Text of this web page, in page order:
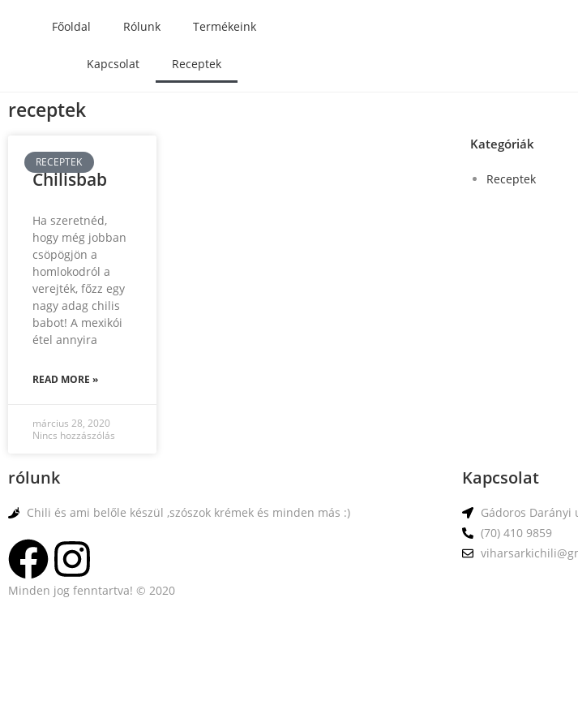
Főoldal Rólunk Termékeink
Kapcsolat Receptek
receptek
RECEPTEK
Chilisbab
Ha szeretnéd,
hogy még jobban
csöpögjön a
homlokodról a
verejték, főzz egy
nagy adag chilis
babot! A mexikói
étel annyira
READ MORE »
március 28, 2020
Nincs hozzászólás
Kategóriák
Receptek
rólunk
Chili és ami belőle készül ,szószok krémek és minden más :)
Kapcsolat
Gádoros Darányi
(70) 410 9859
Minden jog fenntartva! © 2020